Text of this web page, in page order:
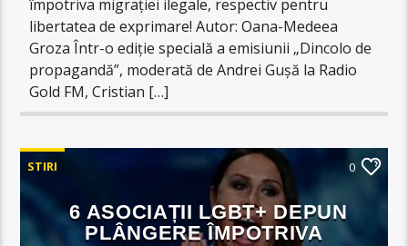
împotriva migrației ilegale, respectiv pentru
libertatea de exprimare! Autor: Oana-Medeea
Groza Într-o ediție specială a emisiunii „Dincolo de
propagandă”, moderată de Andrei Gușă la Radio
Gold FM, Cristian […]
STIRI 0
6 ASOCIAȚII LGBT+ DEPUN
PLÂNGERE ÎMPOTRIVA